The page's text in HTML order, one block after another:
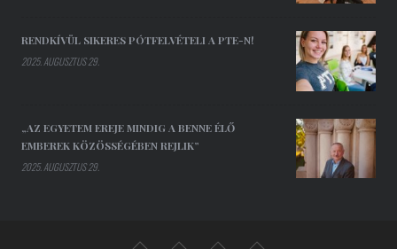
RENDKÍVÜL SIKERES PÓTFELVÉTELI A PTE-N!
2025. AUGUSZTUS 29.
„AZ EGYETEM EREJE MINDIG A BENNE ÉLŐ
EMBEREK KÖZÖSSÉGÉBEN REJLIK”
2025. AUGUSZTUS 29.